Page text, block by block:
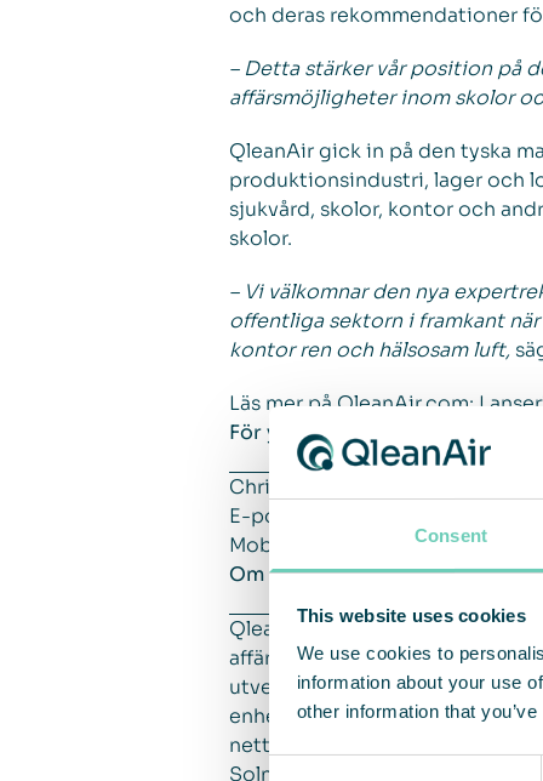
Consent
This website uses cookies
We use cookies to
information about your use
other information that
Consent
och deras rekommendationer
– Detta stärker vår position på
affärsmöjligheter inom skolor
QleanAir gick in på den tyska
produktionsindustri, lager och
sjukvård, skolor, kontor och
skolor.
– Vi välkomnar den nya
offentliga sektorn i framkant
kontor ren och hälsosam luft,
Läs mer på QleanAir.com:
För ytterligare frågor, vänligen
Christina Lindstedt, VD
E-post
Mobil +46 70 677 28 77
Om QleanAir
QleanAir är en nischad
affärsmodell baseras på
utvecklade på filterteknologi
enheter hos över 3 000 kunder
nettoomsättning om 450 Mkr
Solna i Sverige och aktien